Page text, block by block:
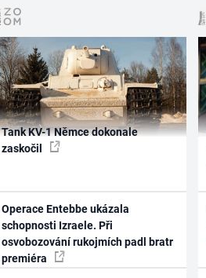
Tank KV-1 Němce dokonale
zaskočil
Operace Entebbe ukázala
schopnosti Izraele. Při
osvobozování rukojmích padl bratr
premiéra